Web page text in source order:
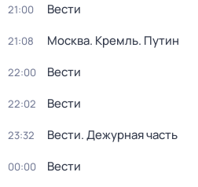
21:00 Вести
21:08 Москва. Кремль. Путин
22:00 Вести
22:02 Вести
23:32 Вести. Дежурная часть
00:00 Вести